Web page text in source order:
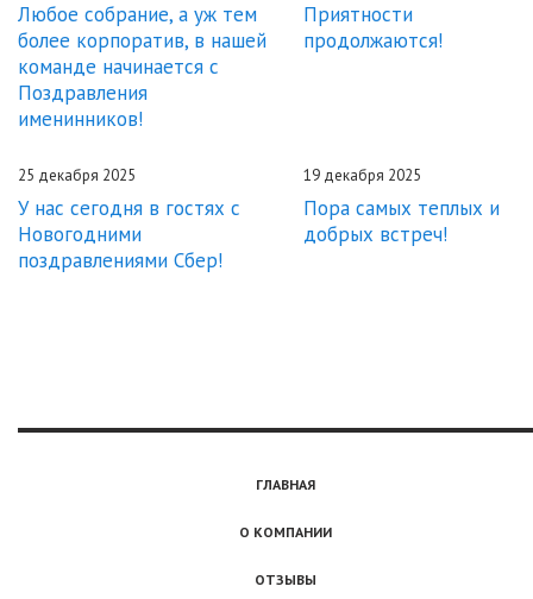
Любое собрание, а уж тем
более корпоратив, в нашей
команде начинается с
Поздравления
именинников!
Приятности
продолжаются!
25 декабря 2025
У нас сегодня в гостях с
Новогодними
поздравлениями Сбер!
19 декабря 2025
Пора самых теплых и
добрых встреч!
ГЛАВНАЯ
О КОМПАНИИ
ОТЗЫВЫ